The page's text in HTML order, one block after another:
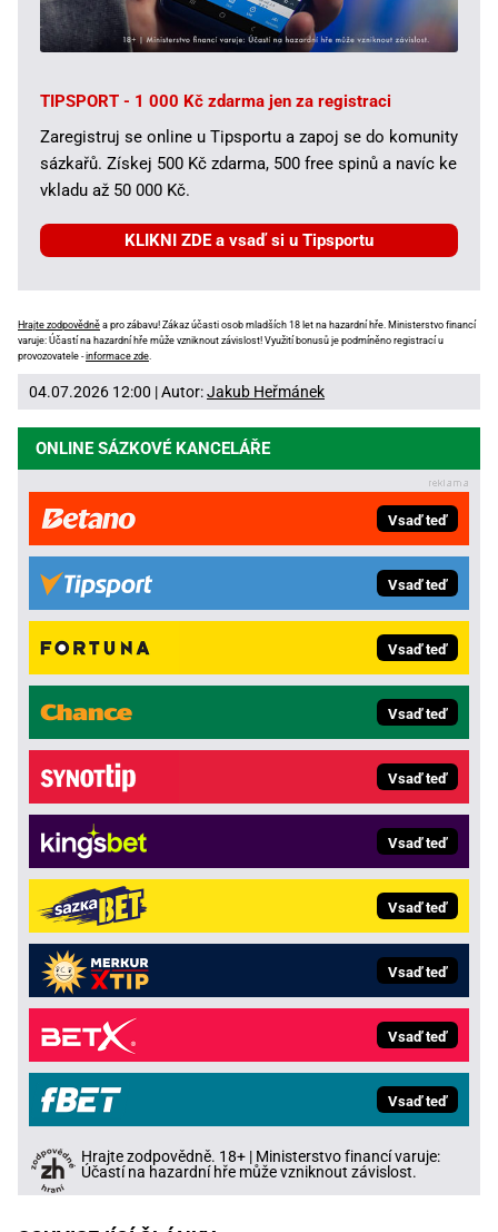
TIPSPORT - 1 000 Kč zdarma jen za registraci
Zaregistruj se online u Tipsportu a zapoj se do komunity
sázkařů. Získej 500 Kč zdarma, 500 free spinů a navíc ke
vkladu až 50 000 Kč.
KLIKNI ZDE a vsaď si u Tipsportu
Hrajte zodpovědně a pro zábavu! Zákaz účasti osob mladších 18 let na hazardní hře. Ministerstvo financí
varuje: Účastí na hazardní hře může vzniknout závislost! Využití bonusů je podmíněno registrací u
provozovatele -informace zde.
04.07.2026 12:00 | Autor:Jakub Heřmánek
ONLINE SÁZKOVÉ KANCELÁŘE
Vsaď teď
Vsaď teď
Vsaď teď
Vsaď teď
Vsaď teď
Vsaď teď
Vsaď teď
Vsaď teď
Vsaď teď
Vsaď teď
Hrajte zodpovědně. 18+ | Ministerstvo financí varuje:
Účastí na hazardní hře může vzniknout závislost.